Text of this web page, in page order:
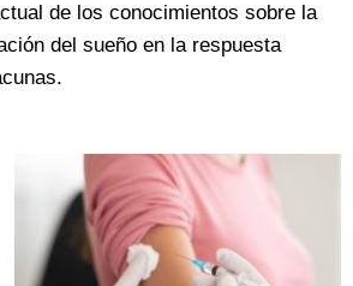
de los conocimientos sobre la
del sueño en la respuesta